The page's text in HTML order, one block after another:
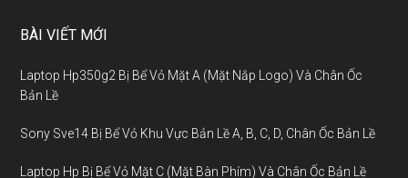
BÀI VIẾT MỚI
Laptop Hp350g2 Bị Bể Vỏ Mặt A (Mặt Nắp Logo) Và Chân Ốc
Bản Lề
Sony Sve14 Bị Bể Vỏ Khu Vực Bản Lề A, B, C, D, Chân Ốc Bản Lề
Laptop Hp Bị Bể Vỏ Mặt C (Mặt Bàn Phím) Và Chân Ốc Bản Lề